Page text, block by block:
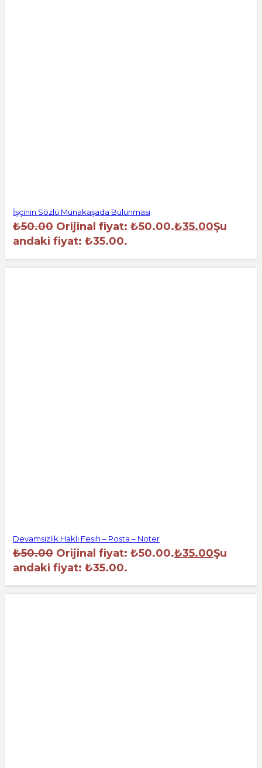
İşçinin Sözlü Münakaşada Bulunması
₺50.00 Orijinal fiyat: ₺50.00.₺35.00Şu
andaki fiyat: ₺35.00.
Devamsızlık Haklı Fesih – Posta – Noter
₺50.00 Orijinal fiyat: ₺50.00.₺35.00Şu
andaki fiyat: ₺35.00.